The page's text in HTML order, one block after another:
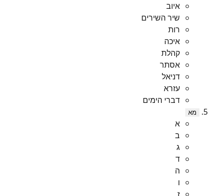
איוב
שיר השירים
רות
איכה
קהלת
אסתר
דניאל
עזרא
דברי הימים
מא
א
ב
ג
ד
ה
ו